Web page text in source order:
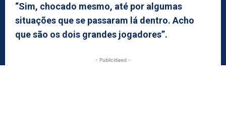
“Sim, chocado mesmo, até por algumas
situações que se passaram lá dentro. Acho
que são os dois grandes jogadores”.
- Publicidaed -